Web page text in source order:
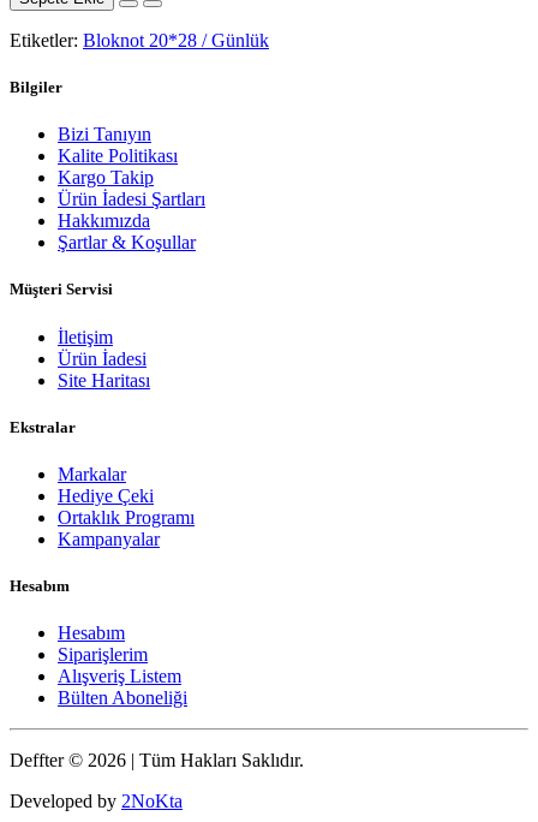
Etiketler: Bloknot 20*28 / Günlük
Bilgiler
Bizi Tanıyın
Kalite Politikası
Kargo Takip
Ürün İadesi Şartları
Hakkımızda
Şartlar & Koşullar
Müşteri Servisi
İletişim
Ürün İadesi
Site Haritası
Ekstralar
Markalar
Hediye Çeki
Ortaklık Programı
Kampanyalar
Hesabım
Hesabım
Siparişlerim
Alışveriş Listem
Bülten Aboneliği
Deffter © 2026 | Tüm Hakları Saklıdır.
Developed by 2NoKta